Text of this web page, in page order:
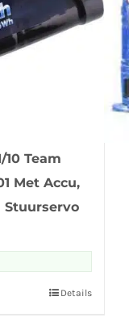
10 Team
Met Accu,
Stuurservo
Details